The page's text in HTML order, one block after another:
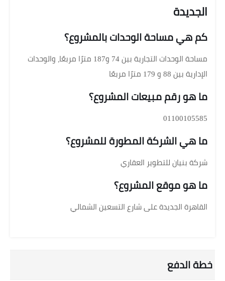
الجديدة
كم هي مساحة الوحدات بالمشروع؟
مساحة الوحدات التجارية بين 74 و187 مترًا مربعًا، والوحدات
الإدارية بين 88 و 179 مترًا مربعًا
ما هو رقم مبيعات المشروع؟
01100105585
ما هي الشركة المطورة للمشروع؟
شركة بنيان للتطوير العقاري
ما هو موقع المشروع؟
القاهرة الجديدة على شارع التسعين الشمالي
خطة الدفع